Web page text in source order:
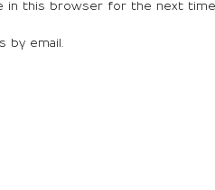
in this browser for the next
by email.